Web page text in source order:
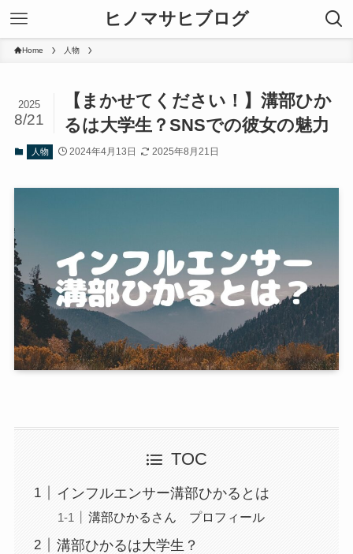
ヒノマサヒブログ
Home 人物
【まかせてください！】溝部ひか
るは大学生？SNSでの彼女の魅力
2025
8/21
人物 2024年4月13日 2025年8月21日
TOC
インフルエンサー溝部ひかるとは
溝部ひかるさん プロフィール
溝部ひかるは大学生？